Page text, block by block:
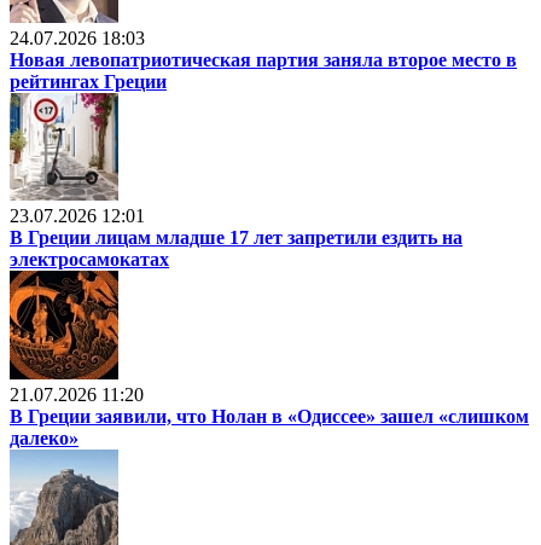
24.07.2026 18:03
Новая левопатриотическая партия заняла второе место в
рейтингах Греции
23.07.2026 12:01
В Греции лицам младше 17 лет запретили ездить на
электросамокатах
21.07.2026 11:20
В Греции заявили, что Нолан в «Одиссее» зашел «слишком
далеко»